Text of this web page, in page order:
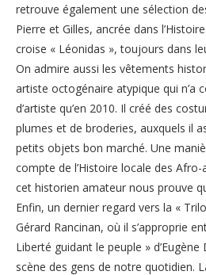
retrouve également une sélection
Pierre et Gilles, ancrée dans
croise « Léonidas », toujours dans
On admire aussi les vêtements
artiste octogénaire atypique qui n’a
d’artiste qu’en 2010. Il créé des
plumes et de broderies, auxquels il
petits objets bon marché. Une
compte de l’Histoire locale des
cet historien amateur nous prouve
Enfin, un dernier regard vers la «
Gérard Rancinan, où il s’approprie
Liberté guidant le peuple »
scène des gens de notre quotidien.